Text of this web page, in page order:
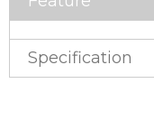
Specification